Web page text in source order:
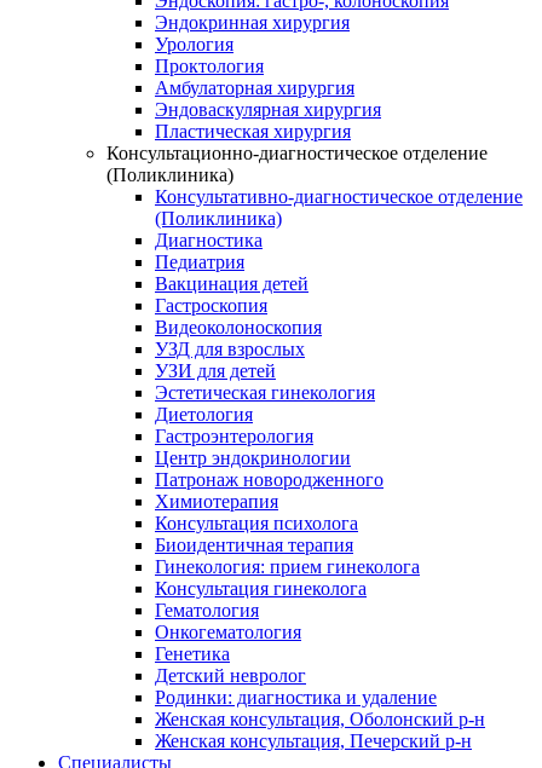
Эндокринная хирургия
Урология
Проктология
Амбулаторная хирургия
Эндоваскулярная хирургия
Пластическая хирургия
Консультационно-диагностическое отделение
(Поликлиника)
Консультативно-диагностическое отделение
(Поликлиника)
Диагностика
Педиатрия
Вакцинация детей
Гастроскопия
Видеоколоноскопия
УЗД для взрослых
УЗИ для детей
Эстетическая гинекология
Диетология
Гастроэнтерология
Центр эндокринологии
Патронаж новородженного
Химиотерапия
Консультация психолога
Биоидентичная терапия
Гинекология: прием гинеколога
Консультация гинеколога
Гематология
Онкогематология
Генетика
Детский невролог
Родинки: диагностика и удаление
Женская консультация, Оболонский р-н
Женская консультация, Печерский р-н
Специалисты